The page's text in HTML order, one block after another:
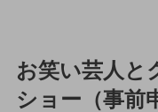
お笑い芸人と
ショー（事前